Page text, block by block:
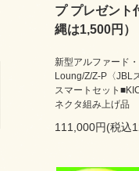
プ プレゼン
縄は1,500円）
新型アルファード
Loung/Z/Z-P〈JBL
スマートセット
ネクタ組み上げ品
111,000円(税込